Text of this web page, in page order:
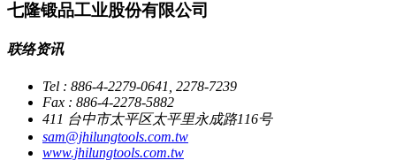
七隆锻品工业股份有限公司
联络资讯
Tel : 886-4-2279-0641, 2278-7239
Fax : 886-4-2278-5882
411 台中市太平区太平里永成路116号
sam@jhilungtools.com.tw
www.jhilungtools.com.tw